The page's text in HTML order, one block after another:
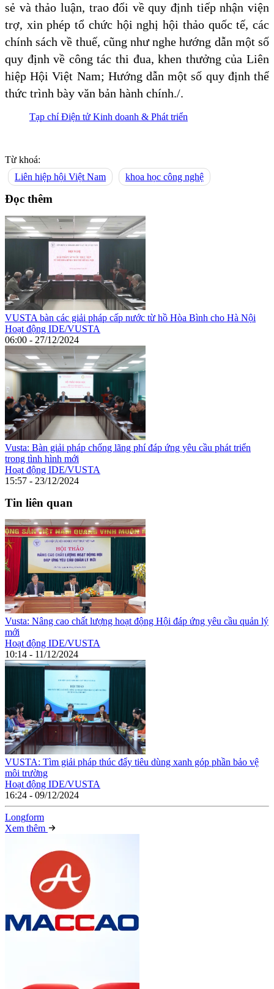
sẻ và thảo luận, trao đổi về quy định tiếp nhận viện
trợ, xin phép tổ chức hội nghị hội thảo quốc tế, các
chính sách về thuế, cũng như nghe hướng dẫn một số
quy định về công tác thi đua, khen thưởng của Liên
hiệp Hội Việt Nam; Hướng dẫn một số quy định thể
thức trình bày văn bản hành chính./.
Tạp chí Điện tử Kinh doanh & Phát triển
Từ khoá:
Liên hiệp hội Việt Nam
khoa học công nghệ
Đọc thêm
VUSTA bàn các giải pháp cấp nước từ hồ Hòa Bình cho Hà Nội
Hoạt động IDE/VUSTA
06:00 - 27/12/2024
Vusta: Bàn giải pháp chống lãng phí đáp ứng yêu cầu phát triển
trong tình hình mới
Hoạt động IDE/VUSTA
15:57 - 23/12/2024
Tin liên quan
Vusta: Nâng cao chất lượng hoạt động Hội đáp ứng yêu cầu quản lý
mới
Hoạt động IDE/VUSTA
10:14 - 11/12/2024
VUSTA: Tìm giải pháp thúc đẩy tiêu dùng xanh góp phần bảo vệ
môi trường
Hoạt động IDE/VUSTA
16:24 - 09/12/2024
Longform
Xem thêm